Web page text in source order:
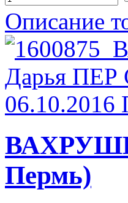
Описание
Пермь)